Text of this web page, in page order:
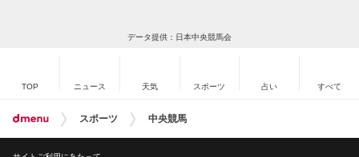
データ提供：日本中央競馬会
TOP ニュース 天気 スポーツ 占い すべて
スポーツ 中央競馬